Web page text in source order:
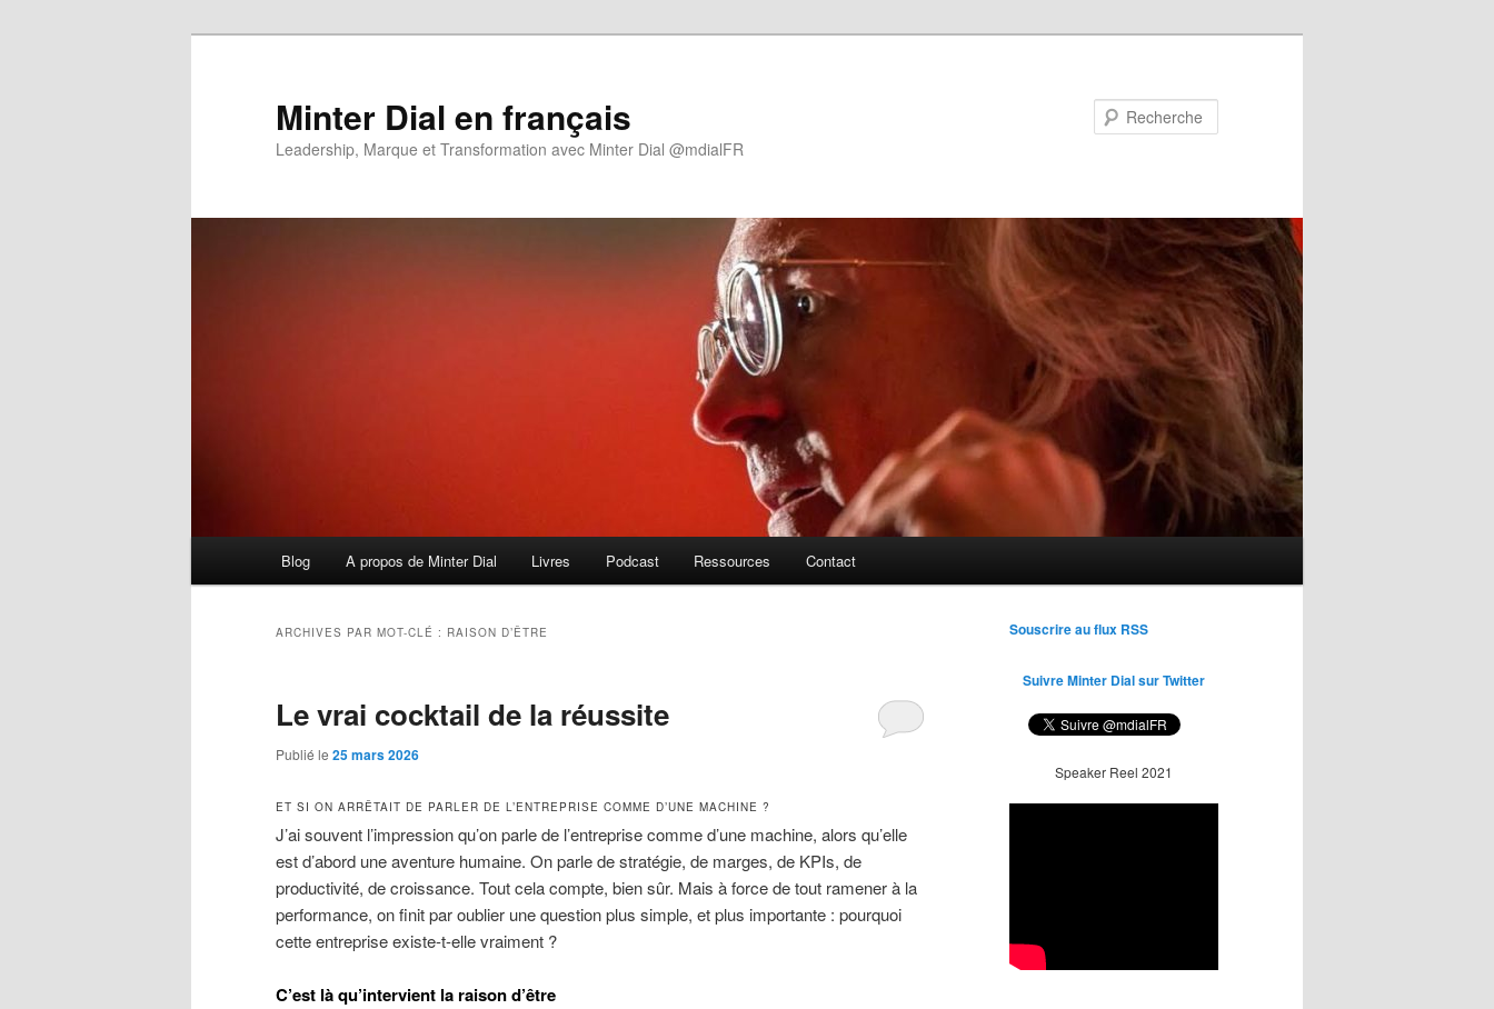
Minter Dial en français
Leadership, Marque et Transformation avec Minter Dial @mdialFR
Blog A propos de Minter Dial Livres Podcast Ressources Contact
ARCHIVES PAR MOT-CLÉ : RAISON D’ÊTRE
Le vrai cocktail de la réussite
Publié le 25 mars 2026
ET SI ON ARRÊTAIT DE PARLER DE L’ENTREPRISE COMME D’UNE MACHINE ?
J’ai souvent l’impression qu’on parle de l’entreprise comme d’une machine, alors qu’elle
est d’abord une aventure humaine. On parle de stratégie, de marges, de KPIs, de
productivité, de croissance. Tout cela compte, bien sûr. Mais à force de tout ramener à la
performance, on finit par oublier une question plus simple, et plus importante : pourquoi
cette entreprise existe-t-elle vraiment ?
C’est là qu’intervient la raison d’être
Souscrire au flux RSS
Suivre Minter Dial sur Twitter
Speaker Reel 2021